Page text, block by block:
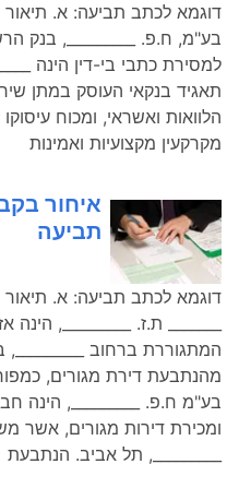
בע"מ, ח.פ. _________, בנק
למסירת כתבי בי-דין הינה
תאגיד בנקאי העוסק במתן
הלוואות ואשראי, ומכוח
מקרקעין מקצועיות ואמינות
איחור
תביעה
_______ ת.ז. _________,
המתגוררת ברחוב
בע"מ ח.פ. _________, הינה
ומכירת דירות מגורים, אשר
_________, תל אביב. הנתבעת